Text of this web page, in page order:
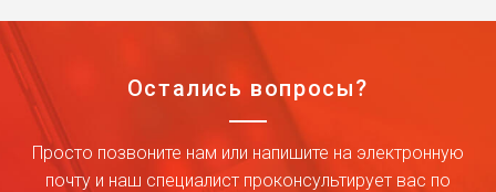
Остались вопросы?
Просто позвоните нам или напишите на электронную
почту и наш специалист проконсультирует вас по